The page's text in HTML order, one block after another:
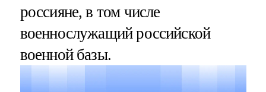
россияне, в том числе
военнослужащий российской
военной базы.